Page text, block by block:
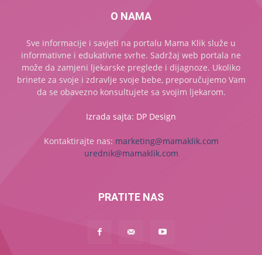
O NAMA
Sve informacije i savjeti na portalu Mama Klik služe u
informativne i edukativne svrhe. Sadržaj web portala ne
može da zamjeni ljekarske preglede i dijagnoze. Ukoliko
brinete za svoje i zdravlje svoje bebe, preporučujemo Vam
da se obavezno konsultujete sa svojim ljekarom.
Izrada sajta: DP Design
Kontaktirajte nas: marketing@mamaklik.com
urednik@mamaklik.com
PRATITE NAS